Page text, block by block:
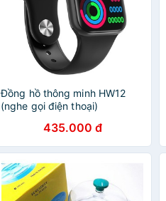
Đồng hồ thông minh HW12
(nghe gọi điện thoại)
435.000 đ